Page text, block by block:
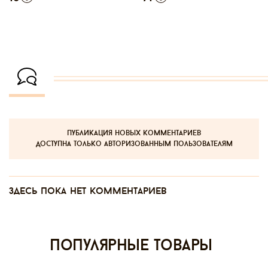
публикация новых комментариев
доступна только авторизованным пользователям
Здесь пока нет комментариев
Популярные товары